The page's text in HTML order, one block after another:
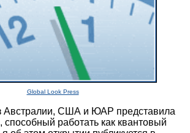
Global Look Press
Австралии, США и ЮАР представила
способный работать как квантовый